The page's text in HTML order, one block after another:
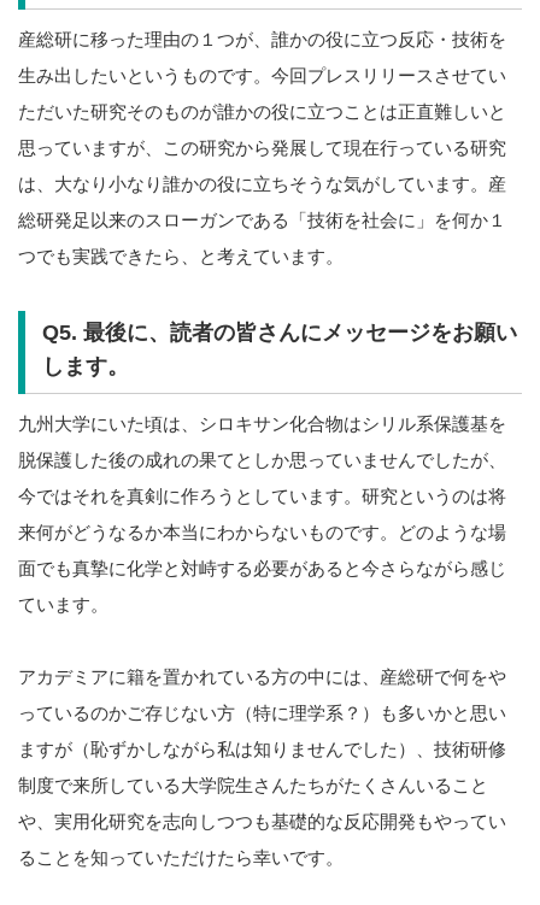
産総研に移った理由の１つが、誰かの役に立つ反応・技術を
生み出したいというものです。今回プレスリリースさせてい
ただいた研究そのものが誰かの役に立つことは正直難しいと
思っていますが、この研究から発展して現在行っている研究
は、大なり小なり誰かの役に立ちそうな気がしています。産
総研発足以来のスローガンである「技術を社会に」を何か１
つでも実践できたら、と考えています。
Q5. 最後に、読者の皆さんにメッセージをお願い
します。
九州大学にいた頃は、シロキサン化合物はシリル系保護基を
脱保護した後の成れの果てとしか思っていませんでしたが、
今ではそれを真剣に作ろうとしています。研究というのは将
来何がどうなるか本当にわからないものです。どのような場
面でも真摯に化学と対峙する必要があると今さらながら感じ
ています。
アカデミアに籍を置かれている方の中には、産総研で何をや
っているのかご存じない方（特に理学系？）も多いかと思い
ますが（恥ずかしながら私は知りませんでした）、技術研修
制度で来所している大学院生さんたちがたくさんいること
や、実用化研究を志向しつつも基礎的な反応開発もやってい
ることを知っていただけたら幸いです。